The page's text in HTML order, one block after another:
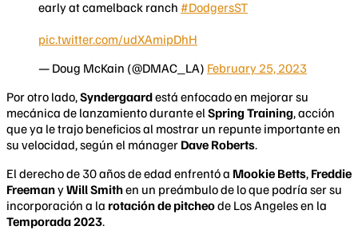
early at camelback ranch #DodgersST
pic.twitter.com/udXAmipDhH
— Doug McKain (@DMAC_LA) February 25, 2023
Por otro lado,Syndergaardestá enfocado en mejorar su
mecánica de lanzamiento durante el Spring Training, acción
que ya le trajo beneficios al mostrar un repunte importante en
su velocidad, según el mánager Dave Roberts.
El derecho de 30 años de edad enfrentó a Mookie Betts, Freddie
FreemanyWill Smithen un preámbulo de lo que podría ser su
incorporación a la rotación de pitcheode Los Angeles en la
Temporada 2023.